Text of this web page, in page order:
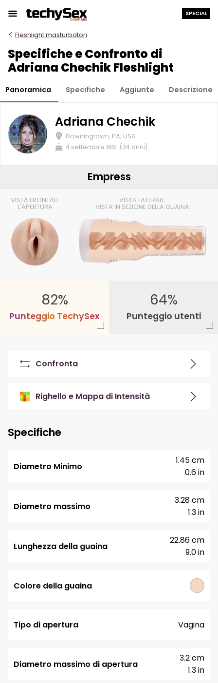
contenuto
SPECIAL
Fleshlight masturbatori
Specifiche e Confronto di
Adriana Chechik Fleshlight
Panoramica Specifiche Aggiunte Descrizione
VISTA FRONTALE
L'APERTURA
VISTA LATERALE
VISTA IN SEZIONE DELLA GUAINA
82%
Punteggio TechySex
64%
Punteggio utenti
Confronta
Righello e Mappa di Intensità
Specifiche
Diametro Minimo
0.6 in
1.45 cm
Diametro massimo
1.3 in
3.28 cm
Lunghezza della guaina
9.0 in
22.86 cm
Colore della guaina
Tipo di apertura Vagina
Diametro massimo di apertura
1.3 in
3.2 cm
Adriana Chechik
Downingtown, PA, USA
4 settembre 1991 (34 anni)
Empress